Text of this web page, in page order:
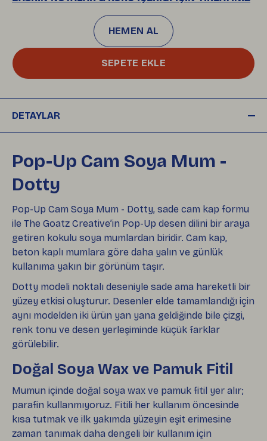
HEMEN AL
SEPETE EKLE
DETAYLAR
Pop-Up Cam Soya Mum -
Dotty
Pop-Up Cam Soya Mum - Dotty, sade cam kap formu
ile The Goatz Creative’in Pop-Up desen dilini bir araya
getiren kokulu soya mumlardan biridir. Cam kap,
beton kaplı mumlara göre daha yalın ve günlük
kullanıma yakın bir görünüm taşır.
Dotty modeli noktalı deseniyle sade ama hareketli bir
yüzey etkisi oluşturur. Desenler elde tamamlandığı için
aynı modelden iki ürün yan yana geldiğinde bile çizgi,
renk tonu ve desen yerleşiminde küçük farklar
görülebilir.
Doğal Soya Wax ve Pamuk Fitil
Mumun içinde doğal soya wax ve pamuk fitil yer alır;
parafin kullanmıyoruz. Fitili her kullanım öncesinde
kısa tutmak ve ilk yakımda yüzeyin eşit erimesine
zaman tanımak daha dengeli bir kullanım için